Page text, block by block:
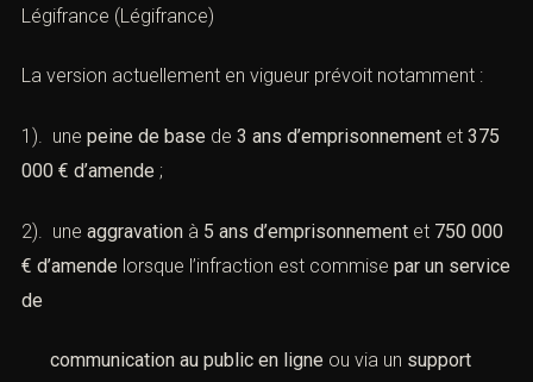
Légifrance (Légifrance)
La version actuellement en vigueur prévoit notamment :
1). une peine de base de 3 ans d’emprisonnement et 375
000 € d’amende ;
2). une aggravation à 5 ans d’emprisonnement et 750 000
€ d’amende lorsque l’infraction est commise par un service
de
communication au public en ligne ou via un support